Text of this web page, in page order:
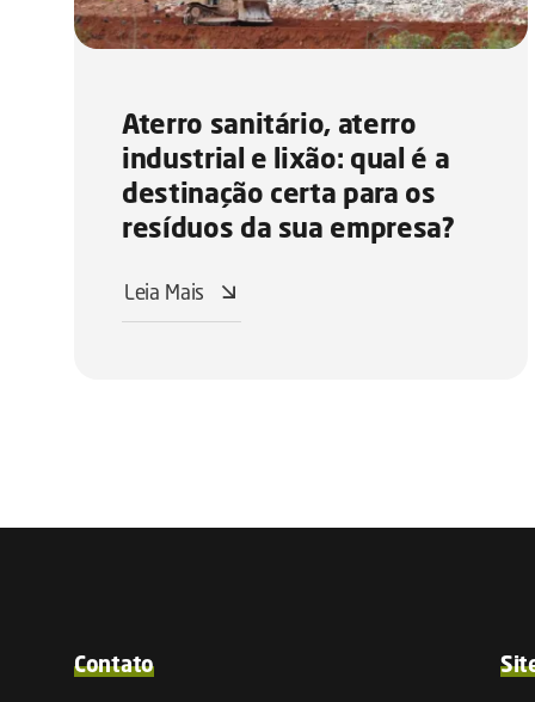
Aterro sanitário, aterro
industrial e lixão: qual é a
destinação certa para os
resíduos da sua empresa?
Leia Mais
Contato